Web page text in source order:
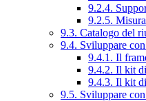
9.2.4.
9.2.5.
9.3. Catalogo del
9.4. Sviluppare
9.4.1. Il
9.4.2. Il kit
9.4.3. Il kit
9.5. Sviluppare